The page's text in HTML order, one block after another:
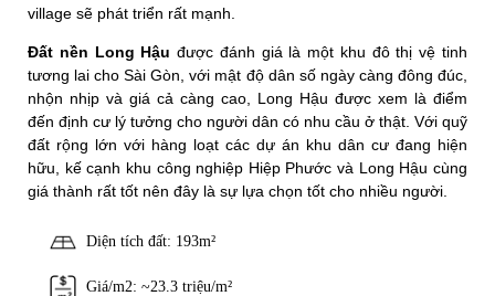
village sẽ phát triển rất mạnh.
Đất nền Long Hậu được đánh giá là một khu đô thị vệ tinh
tương lai cho Sài Gòn, với mật độ dân số ngày càng đông đúc,
nhộn nhịp và giá cả càng cao, Long Hậu được xem là điểm
đến định cư lý tưởng cho người dân có nhu cầu ở thật. Với quỹ
đất rộng lớn với hàng loạt các dự án khu dân cư đang hiện
hữu, kế cạnh khu công nghiệp Hiệp Phước và Long Hậu cùng
giá thành rất tốt nên đây là sự lựa chọn tốt cho nhiều người.
Diện tích đất: 193m²
Giá/m2: ~23.3 triệu/m²